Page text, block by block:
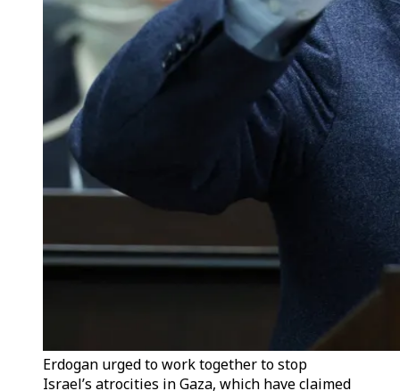
Erdogan urged to work together to stop
Israel’s atrocities in Gaza, which have claimed